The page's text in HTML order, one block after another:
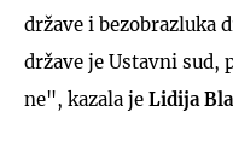
države i bezobrazluka
države je Ustavni sud,
ne", kazala je Lidija